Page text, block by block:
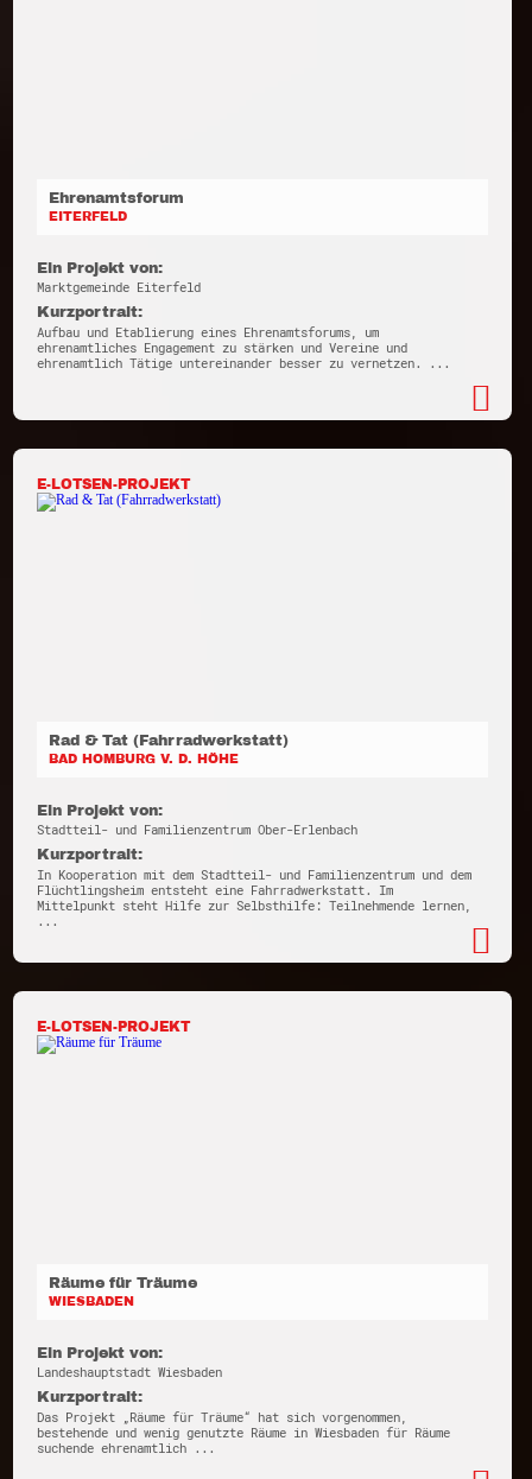
Ehrenamtsforum
EITERFELD
Ein Projekt von:
Marktgemeinde Eiterfeld
Kurzportrait:
Aufbau und Etablierung eines Ehrenamtsforums, um
ehrenamtliches Engagement zu stärken und Vereine und
ehrenamtlich Tätige untereinander besser zu vernetzen. ...
E-LOTSEN-PROJEKT
Rad & Tat (Fahrradwerkstatt)
BAD HOMBURG V. D. HÖHE
Ein Projekt von:
Stadtteil- und Familienzentrum Ober-Erlenbach
Kurzportrait:
In Kooperation mit dem Stadtteil- und Familienzentrum und dem
Flüchtlingsheim entsteht eine Fahrradwerkstatt. Im
Mittelpunkt steht Hilfe zur Selbsthilfe: Teilnehmende lernen,
...
E-LOTSEN-PROJEKT
Räume für Träume
WIESBADEN
Ein Projekt von:
Landeshauptstadt Wiesbaden
Kurzportrait:
Das Projekt „Räume für Träume“ hat sich vorgenommen,
bestehende und wenig genutzte Räume in Wiesbaden für Räume
suchende ehrenamtlich ...